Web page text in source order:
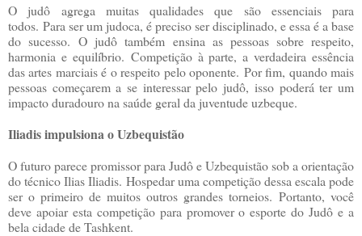
O judô agrega muitas qualidades que são essenciais para
todos. Para ser um judoca, é preciso ser disciplinado, e essa é a base
do sucesso.O judô também ensina as pessoas sobre respeito,
harmonia e equilíbrio. Competição à parte, a verdadeira essência
das artes marciais é o respeito pelo oponente. Por fim, quando mais
pessoas começarem a se interessar pelo judô, isso poderá ter um
impacto duradouro na saúde geral da juventude uzbeque.
Iliadis impulsiona o Uzbequistão
O futuro parece promissor para Judô e Uzbequistão sob a orientação
do técnico Ilias Iliadis. Hospedar uma competição dessa escala pode
ser o primeiro de muitos outros grandes torneios. Portanto, você
deve apoiar esta competição para promover o esporte do Judô e a
bela cidade de Tashkent.